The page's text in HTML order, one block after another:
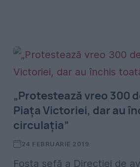
„Protestează vreo 300
Piața Victoriei, dar au
circulația”
24 FEBRUARIE 2019
Fosta șefă a Direcției de